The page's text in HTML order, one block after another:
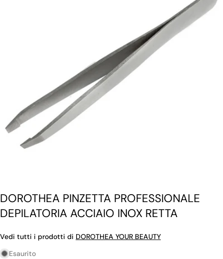
supporto 0 in modalità modale
DOROTHEA PINZETTA PROFESSIONALE
DEPILATORIA ACCIAIO INOX RETTA
Vedi tutti i prodotti di DOROTHEA YOUR BEAUTY
Esaurito